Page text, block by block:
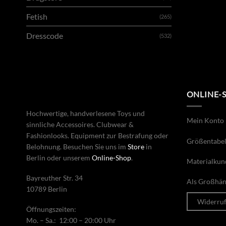
Fetish (265)
Dresscode (532)
Hochwertige, handverlesene Toys und
sinnliche Accessoires. Clubwear &
Fashionlooks. Equipment zur Bestrafung oder
Belohnung. Besuchen Sie uns im Store in
Berlin oder unserem Online-Shop.
Bayreuther Str. 34
10789 Berlin
Öffnungszeiten:
Mo. – Sa.: 12:00 – 20:00 Uhr
ONLINE-
Mein Konto
Als